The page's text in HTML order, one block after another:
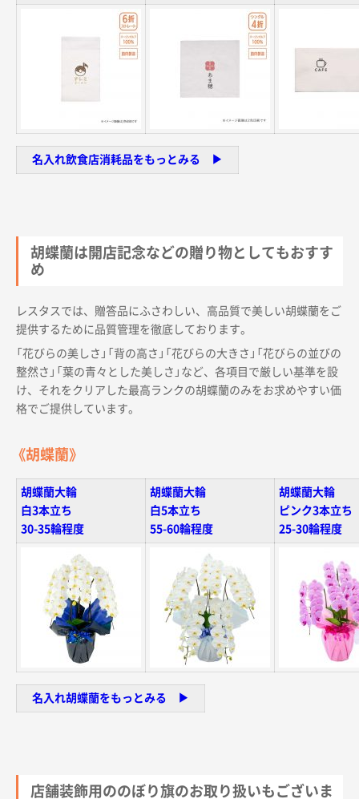
名入れ飲食店消耗品をもっとみる ▶︎
胡蝶蘭は開店記念などの贈り物としてもおすす
め
レスタスでは、贈答品にふさわしい、高品質で美しい胡蝶蘭をご
提供するために品質管理を徹底しております。
「花びらの美しさ」「背の高さ」「花びらの大きさ」「花びらの並びの
整然さ」「葉の青々とした美しさ」など、各項目で厳しい基準を設
け、それをクリアした最高ランクの胡蝶蘭のみをお求めやすい価
格でご提供しています。
《胡蝶蘭》
胡蝶蘭大輪
白3本立ち
30-35輪程度
胡蝶蘭大輪
白5本立ち
55-60輪程度
胡蝶蘭大輪
ピンク3本立ち
25-30輪程度
名入れ胡蝶蘭をもっとみる ▶︎
店舗装飾用ののぼり旗のお取り扱いもございま